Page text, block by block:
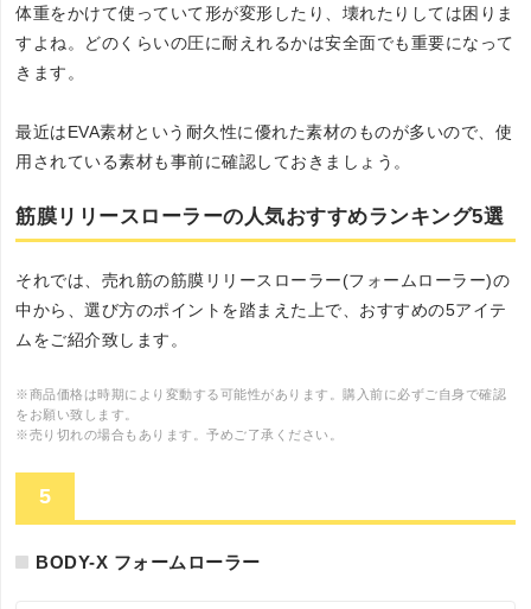
体重をかけて使っていて形が変形したり、壊れたりしては困りま
すよね。どのくらいの圧に耐えれるかは安全面でも重要になって
きます。
最近はEVA素材という耐久性に優れた素材のものが多いので、使
用されている素材も事前に確認しておきましょう。
筋膜リリースローラーの人気おすすめランキング5選
それでは、売れ筋の筋膜リリースローラー(フォームローラー)の
中から、選び方のポイントを踏まえた上で、おすすめの5アイテ
ムをご紹介致します。
※商品価格は時期により変動する可能性があります。購入前に必ずご自身で確認
をお願い致します。
※売り切れの場合もあります。予めご了承ください。
5
BODY-X フォームローラー